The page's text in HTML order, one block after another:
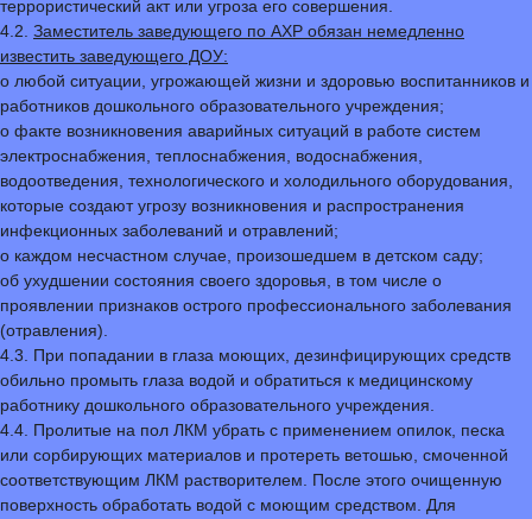
террористический акт или угроза его совершения.
4.2. Заместитель заведующего по АХР обязан немедленно
известить заведующего ДОУ:
о любой ситуации, угрожающей жизни и здоровью воспитанников и
работников дошкольного образовательного учреждения;
о факте возникновения аварийных ситуаций в работе систем
электроснабжения, теплоснабжения, водоснабжения,
водоотведения, технологического и холодильного оборудования,
которые создают угрозу возникновения и распространения
инфекционных заболеваний и отравлений;
о каждом несчастном случае, произошедшем в детском саду;
об ухудшении состояния своего здоровья, в том числе о
проявлении признаков острого профессионального заболевания
(отравления).
4.3. При попадании в глаза моющих, дезинфицирующих средств
обильно промыть глаза водой и обратиться к медицинскому
работнику дошкольного образовательного учреждения.
4.4. Пролитые на пол ЛКМ убрать с применением опилок, песка
или сорбирующих материалов и протереть ветошью, смоченной
соответствующим ЛКМ растворителем. После этого очищенную
поверхность обработать водой с моющим средством. Для